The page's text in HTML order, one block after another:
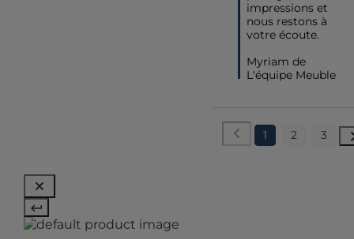
impressions et
nous restons à
votre écoute.
Myriam de
L'équipe Meuble
1 2 3